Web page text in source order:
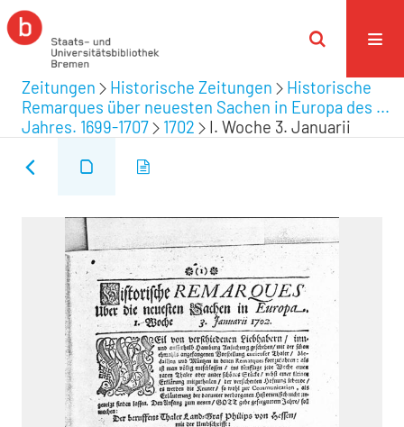
Zeitungen Historische Zeitungen
Historische
Remarques über neuesten Sachen in Europa des ...
Jahres. 1699-1707
1702 I. Woche 3. Januarii